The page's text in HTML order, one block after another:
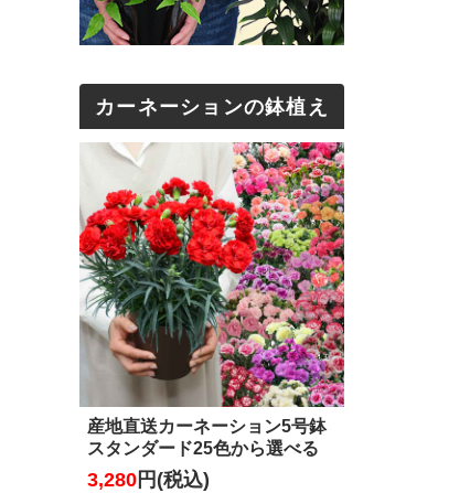
カーネーションの鉢植え
産地直送カーネーション5号鉢
スタンダード25色から選べる
3,280 円(税込)